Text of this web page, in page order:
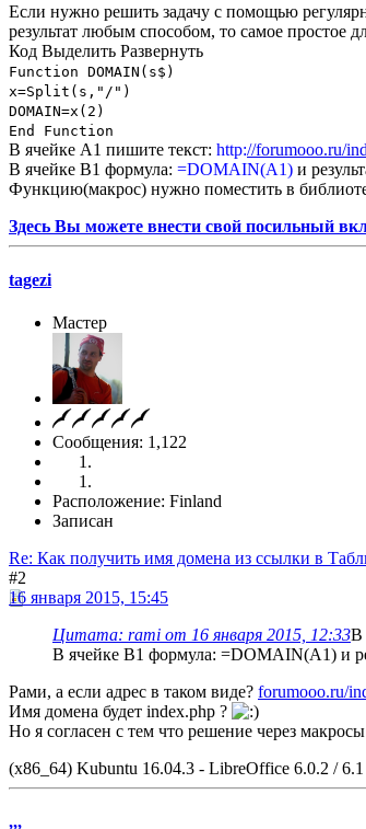
Если нужно решить задачу с помощью
результат любым способом, то самое простое
Код Выделить Развернуть
Function DOMAIN(s$)
x=Split(s,"/")
DOMAIN=x(2)
End Function
В ячейке A1 пишите текст: httр://forumooo.ru/
В ячейке B1 формула: =DOMAIN(A1) и
Функцию(макрос) нужно поместить в
Здесь Вы можете внести свой посильный
tagezi
Мастер
Сообщения: 1,122
Расположение: Finland
Записан
Re: Как получить имя домена из ссылки в
#2
16 января 2015, 15:45
Цитата: rami от 16 января 2015, 12:33В
В ячейке B1 формула: =DOMAIN(A1) и
Рами, а если адрес в таком виде? forumooo.ru/
Имя домена будет index.php ?
Но я согласен с тем что решение через
(x86_64) Kubuntu 16.04.3 - LibreOffice 6.0.2 / 6.1
,,,